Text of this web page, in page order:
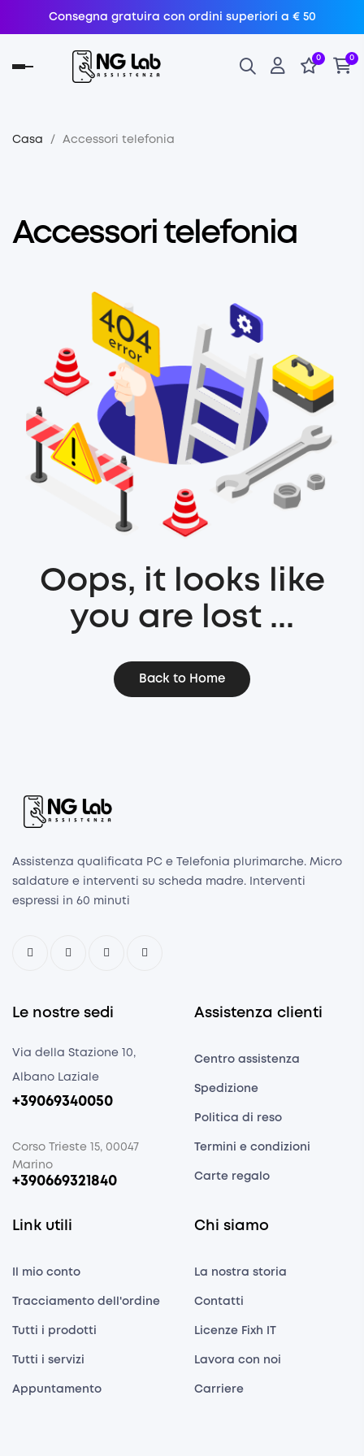
Consegna gratuira con ordini superiori a € 50
navigazione
Toggle
0 0
Casa Accessori telefonia
Accessori telefonia
Oops, it looks like
you are lost ...
Back to Home
Assistenza qualificata PC e Telefonia plurimarche. Micro
saldature e interventi su scheda madre. Interventi
espressi in 60 minuti
Le nostre sedi
Via della Stazione 10,
Albano Laziale
+39069340050
Corso Trieste 15, 00047
Marino
+390669321840
Assistenza clienti
Centro assistenza
Spedizione
Politica di reso
Termini e condizioni
Carte regalo
Link utili
Il mio conto
Tracciamento dell'ordine
Tutti i prodotti
Tutti i servizi
Appuntamento
Chi siamo
La nostra storia
Contatti
Licenze Fixh IT
Lavora con noi
Carriere